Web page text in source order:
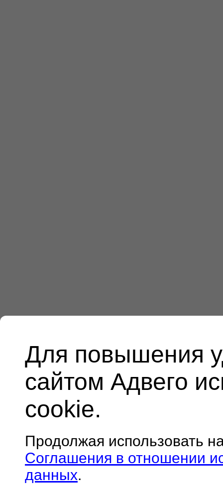
Для повышения
сайтом Адвего
cookie.
Продолжая использовать
Соглашения в отношении
данных.